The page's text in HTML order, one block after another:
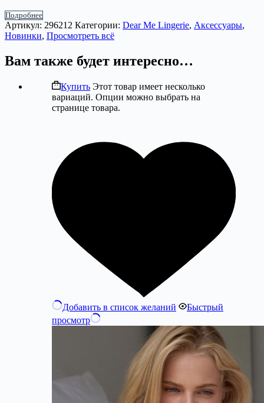
Подробнее
Артикул: 296212 Категории: Dear Me Lingerie, Аксессуары,
Новинки, Просмотреть всё
Вам также будет интересно…
Купить Этот товар имеет несколько
вариаций. Опции можно выбрать на
странице товара.
Добавить в список желаний
Быстрый
просмотр